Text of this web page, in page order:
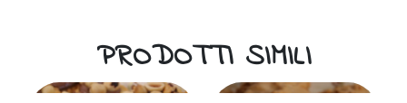
PRODOTTI SIMILI